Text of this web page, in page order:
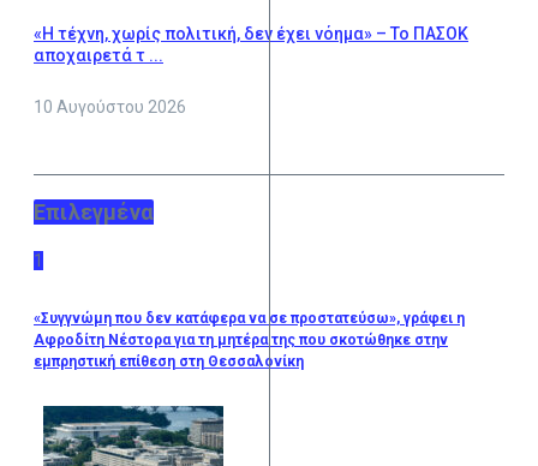
«Η τέχνη, χωρίς πολιτική, δεν έχει νόημα» – Το ΠΑΣΟΚ
αποχαιρετά τ ...
10 Αυγούστου 2026
Επιλεγμένα
1
«Συγγνώμη που δεν κατάφερα να σε προστατεύσω», γράφει η
Αφροδίτη Νέστορα για τη μητέρα της που σκοτώθηκε στην
εμπρηστική επίθεση στη Θεσσαλονίκη